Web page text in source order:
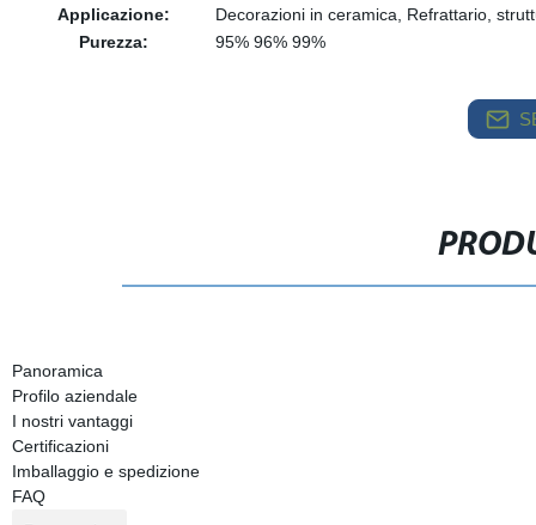
Applicazione:
Decorazioni in ceramica, Refrattario,
Purezza:
95% 96% 99%
Panoramica
Profilo aziendale
I nostri vantaggi
Certificazioni
Imballaggio e spedizione
FAQ